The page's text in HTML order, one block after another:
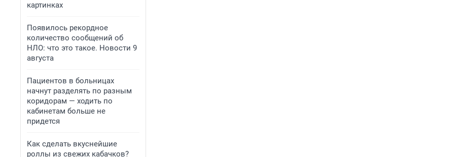
картинках
Появилось рекордное
количество сообщений об
НЛО: что это такое. Новости 9
августа
Пациентов в больницах
начнут разделять по разным
коридорам — ходить по
кабинетам больше не
придется
Как сделать вкуснейшие
роллы из свежих кабачков?